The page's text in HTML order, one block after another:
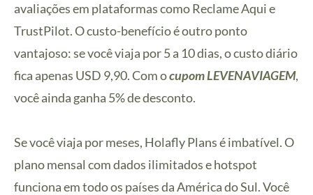
avaliações em plataformas como Reclame Aqui e
TrustPilot. O custo-benefício é outro ponto
vantajoso: se você viaja por 5 a 10 dias, o custo diário
fica apenas USD 9,90. Com ocupom LEVENAVIAGEM,
você ainda ganha 5% de desconto.
Se você viaja por meses, Holafly Plans é imbatível. O
plano mensal com dados ilimitados e hotspot
funciona em todo os países da América do Sul. Você